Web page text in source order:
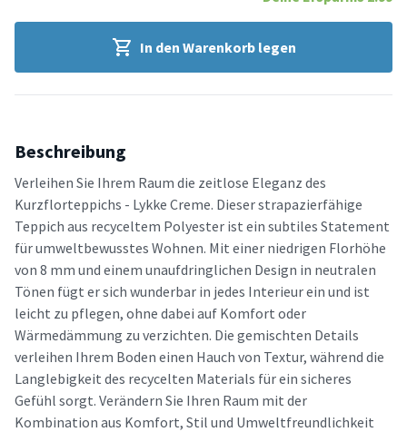
In den Warenkorb legen
Beschreibung
Verleihen Sie Ihrem Raum die zeitlose Eleganz des
Kurzflorteppichs - Lykke Creme. Dieser strapazierfähige
Teppich aus recyceltem Polyester ist ein subtiles Statement
für umweltbewusstes Wohnen. Mit einer niedrigen Florhöhe
von 8 mm und einem unaufdringlichen Design in neutralen
Tönen fügt er sich wunderbar in jedes Interieur ein und ist
leicht zu pflegen, ohne dabei auf Komfort oder
Wärmedämmung zu verzichten. Die gemischten Details
verleihen Ihrem Boden einen Hauch von Textur, während die
Langlebigkeit des recycelten Materials für ein sicheres
Gefühl sorgt. Verändern Sie Ihren Raum mit der
Kombination aus Komfort, Stil und Umweltfreundlichkeit